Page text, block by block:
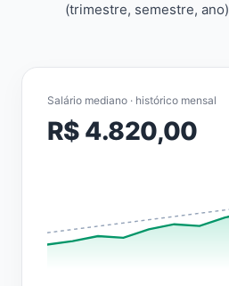
(trimestre, semestre, ano)
Salário mediano · histórico mensal
R$ 4.820,00